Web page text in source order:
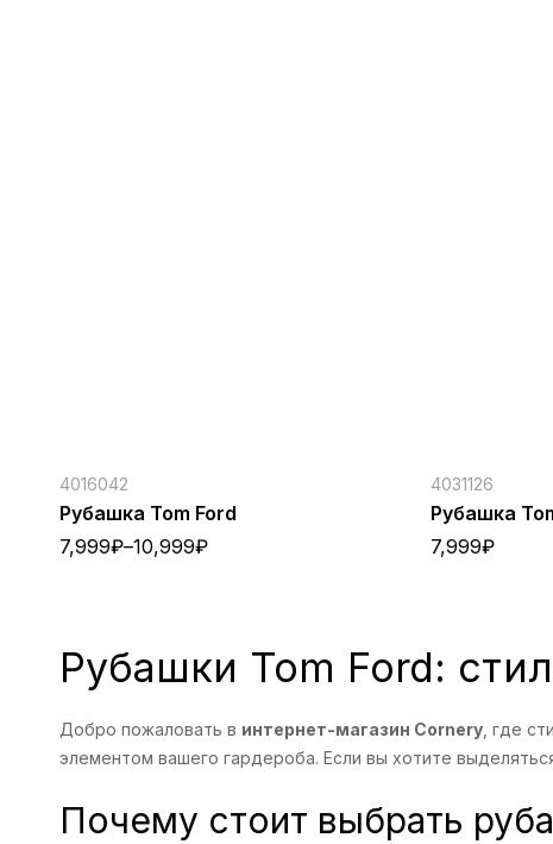
4016042
Рубашка Tom Ford
7,999₽–10,999₽
4031126
Рубашка
7,999₽
Рубашки Tom Ford:
Добро пожаловать в интернет-магазин Cornery , где
элементом вашего гардероба. Если вы хотите
Почему стоит выбрать